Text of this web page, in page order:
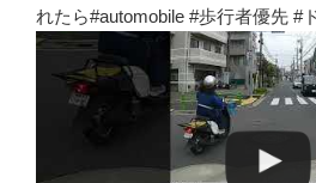
れたら#automobile #歩行者優先 #